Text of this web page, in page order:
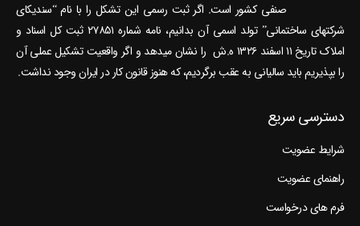
صنفی کشور است. اگر ثبت رسمی این تشکل را با نام “سندیکای
شرکتهای ساختمانی” تولد اسمی آن بدانیم، نامه شماره ۲۷۸۵۱ ثبت کل اسناد و
املاک تاریخ ۱۱ اسفند ۱۳۲۶ ه.ش را نشان می‎دهد و اگر واقعیت تشکیل عملی آن
را بپذیریم باید سالیانی به عقب برگردیم، که هنوز قانون کار در ایران وجود نداشت.
دسترسی سریع
شرایط عضویت
راهنمای عضویت
فرم های درخواست